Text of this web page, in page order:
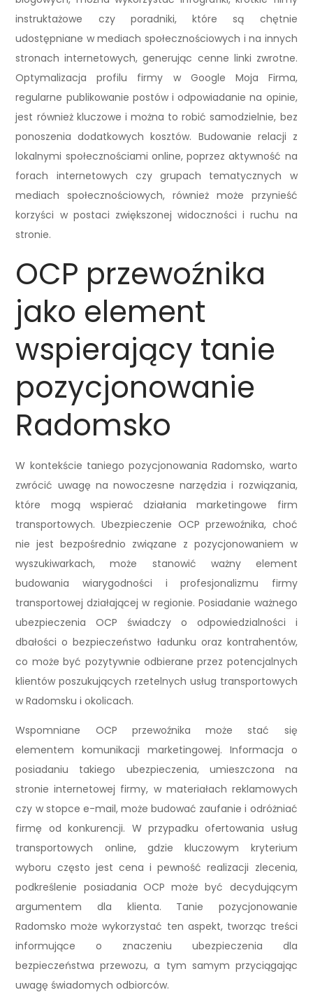
instruktażowe czy poradniki, które są chętnie
udostępniane w mediach społecznościowych i na innych
stronach internetowych, generując cenne linki zwrotne.
Optymalizacja profilu firmy w Google Moja Firma,
regularne publikowanie postów i odpowiadanie na opinie,
jest również kluczowe i można to robić samodzielnie, bez
ponoszenia dodatkowych kosztów. Budowanie relacji z
lokalnymi społecznościami online, poprzez aktywność na
forach internetowych czy grupach tematycznych w
mediach społecznościowych, również może przynieść
korzyści w postaci zwiększonej widoczności i ruchu na
stronie.
OCP przewoźnika
jako element
wspierający tanie
pozycjonowanie
Radomsko
W kontekście taniego pozycjonowania Radomsko, warto
zwrócić uwagę na nowoczesne narzędzia i rozwiązania,
które mogą wspierać działania marketingowe firm
transportowych. Ubezpieczenie OCP przewoźnika, choć
nie jest bezpośrednio związane z pozycjonowaniem w
wyszukiwarkach, może stanowić ważny element
budowania wiarygodności i profesjonalizmu firmy
transportowej działającej w regionie. Posiadanie ważnego
ubezpieczenia OCP świadczy o odpowiedzialności i
dbałości o bezpieczeństwo ładunku oraz kontrahentów,
co może być pozytywnie odbierane przez potencjalnych
klientów poszukujących rzetelnych usług transportowych
w Radomsku i okolicach.
Wspomniane OCP przewoźnika może stać się
elementem komunikacji marketingowej. Informacja o
posiadaniu takiego ubezpieczenia, umieszczona na
stronie internetowej firmy, w materiałach reklamowych
czy w stopce e-mail, może budować zaufanie i odróżniać
firmę od konkurencji. W przypadku ofertowania usług
transportowych online, gdzie kluczowym kryterium
wyboru często jest cena i pewność realizacji zlecenia,
podkreślenie posiadania OCP może być decydującym
argumentem dla klienta. Tanie pozycjonowanie
Radomsko może wykorzystać ten aspekt, tworząc treści
informujące o znaczeniu ubezpieczenia dla
bezpieczeństwa przewozu, a tym samym przyciągając
uwagę świadomych odbiorców.